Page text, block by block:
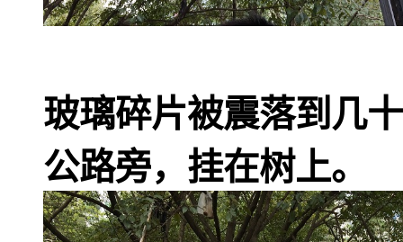
玻璃碎片被震落到几
公路旁，挂在树上。